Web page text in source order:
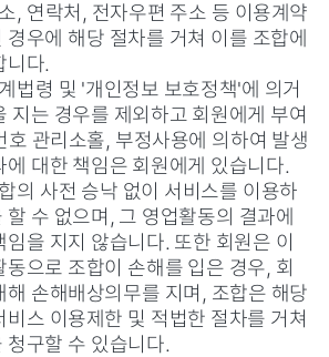
연락처, 전자우편 주소 등 이용계약
경우에 해당 절차를 거쳐 이를 조합에
니다.
령 및 '개인정보 보호정책'에 의거
지는 경우를 제외하고 회원에게 부여
호 관리소홀, 부정사용에 의하여 발생
에 대한 책임은 회원에게 있습니다.
사전 승낙 없이 서비스를 이용하
할 수 없으며, 그 영업활동의 결과에
임을 지지 않습니다. 또한 회원은 이
동으로 조합이 손해를 입은 경우, 회
해 손해배상의무를 지며, 조합은 해당
비스 이용제한 및 적법한 절차를 거쳐
청구할 수 있습니다.